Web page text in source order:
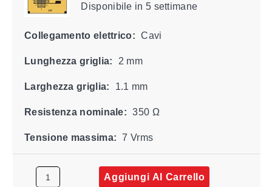
Disponibile in 5 settimane
Collegamento elettrico: Cavi
Lunghezza griglia: 2 mm
Larghezza griglia: 1.1 mm
Resistenza nominale: 350 Ω
Tensione massima: 7 Vrms
Aggiungi Al Carrello